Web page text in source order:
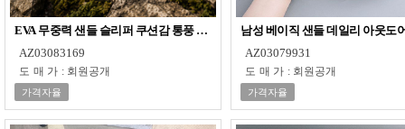
EVA 무중력 샌들 슬리퍼 쿠션감 통풍 여름 슬리퍼
AZ03083169
도매가 : 회원공개
가격자율
남성 베이직 샌들 데일리 아웃도
AZ03079931
도매가 : 회원공개
가격자율